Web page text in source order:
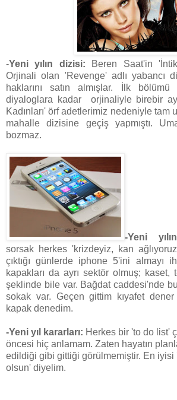
-Yeni yılın dizisi: Beren Saat'in
Orjinali olan 'Revenge' adlı yabancı
haklarını satın almışlar. İlk
diyaloglara kadar orjinaliyle birebir
Kadınları' örf adetlerimiz nedeniyle tam
mahalle dizisine geçiş yapmıştı.
bozmaz.
-Yeni
sorsak herkes 'krizdeyiz, kan
çıktığı günlerde iphone 5'ini almayı
kapakları da ayrı sektör olmuş;
şeklinde bile var. Bağdat caddesi'nde
sokak var. Geçen gittim kıyafet
kapak denedim.
-Yeni yıl kararları: Herkes bir 'to do list'
öncesi hiç anlamam. Zaten hayatın
edildiği gibi gittiği görülmemiştir. En iyisi
olsun' diyelim.